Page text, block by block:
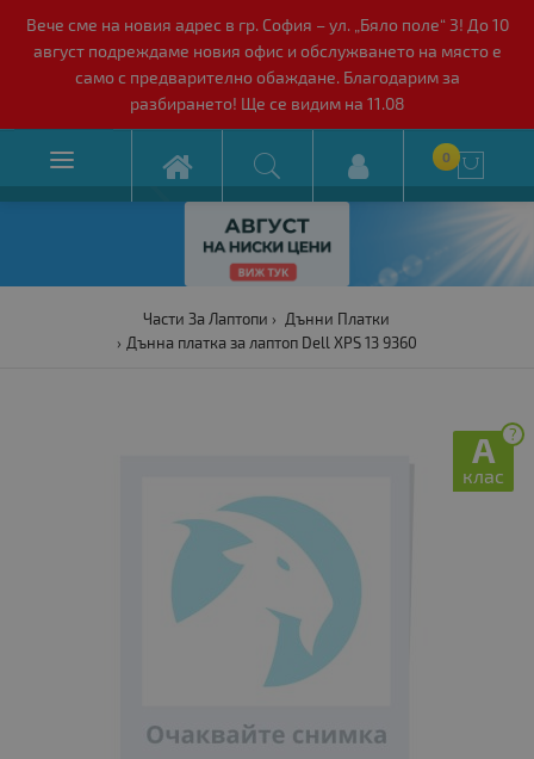
Вече сме на новия адрес в гр. София – ул. „Бяло поле“ 3! До 10
август подреждаме новия офис и обслужването на място е
само с предварително обаждане. Благодарим за
разбирането! Ще се видим на 11.08
 0 
Части За Лаптопи
Дънни Платки
Дънна платка за лаптоп Dell XPS 13 9360
?
A
клас